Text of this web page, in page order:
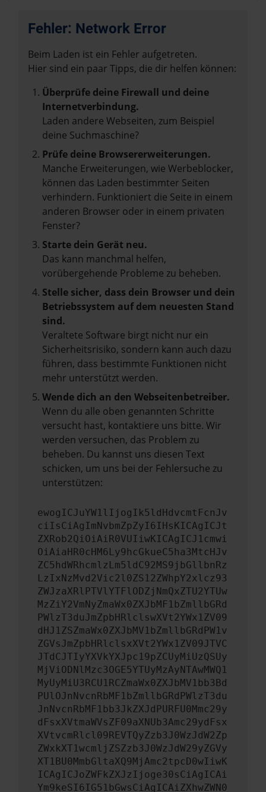
Fehler: Network Error
Beim Laden ist ein Fehler aufgetreten.
Hier sind ein paar Tipps, die dir helfen können:
Überprüfe deine Firewall und deine
Internetverbindung.
Laden andere Webseiten, zum Beispiel
deine Suchmaschine?
Prüfe deine Browsererweiterungen.
Manche Erweiterungen, wie Werbeblocker,
können das Laden bestimmter Seiten
verhindern. Funktioniert die Seite in einem
anderen Browser oder in einem privaten
Fenster?
Starte dein Gerät neu.
Das kann manchmal helfen,
vorübergehende Probleme zu beheben.
Stelle sicher, dass dein Browser und dein
Betriebssystem auf dem neuesten Stand
sind.
Veraltete Software birgt nicht nur ein
Sicherheitsrisiko, sondern kann auch dazu
führen, dass bestimmte Funktionen nicht
mehr unterstützt werden.
Wende dich an den Webseitenbetreiber.
Wenn du alle oben genannten Schritte
versucht hast, kontaktiere uns bitte. Wir
werden versuchen, das Problem zu
beheben. Du kannst uns diesen Text
schicken, um uns bei der Fehlersuche zu
unterstützen:
ewogICJuYW1lIjogIk5ldHdvcmtFcnJv
ciIsCiAgImNvbmZpZyI6IHsKICAgICJt
ZXRob2QiOiAiR0VUIiwKICAgICJ1cmwi
OiAiaHR0cHM6Ly9hcGkueC5ha3MtcHJv
ZC5hdWRhcmlzLm5ldC92MS9jbGllbnRz
LzIxNzMvd2Vic2l0ZS12ZWhpY2xlcz93
ZWJzaXRlPTVlYTFlODZjNmQxZTU2YTUw
MzZiY2VmNyZmaWx0ZXJbMF1bZmllbGRd
PWlzT3duJmZpbHRlclswXVt2YWx1ZV09
dHJ1ZSZmaWx0ZXJbMV1bZmllbGRdPW1v
ZGVsJmZpbHRlclsxXVt2YWx1ZV09JTVC
JTdCJTIyYXVkYXJpc19pZCUyMiUzQSUy
MjViODNlMzc3OGE5YTUyMzAyNTAwMWQ1
MyUyMiU3RCU1RCZmaWx0ZXJbMV1bb3Bd
PUlOJnNvcnRbMF1bZmllbGRdPWlzT3du
JnNvcnRbMF1bb3JkZXJdPURFU0Mmc29y
dFsxXVtmaWVsZF09aXNUb3Amc29ydFsx
XVtvcmRlcl09REVTQyZzb3J0WzJdW2Zp
ZWxkXT1wcmljZSZzb3J0WzJdW29yZGVy
XT1BU0MmbGltaXQ9MjAmc2tpcD0wIiwK
ICAgICJoZWFkZXJzIjoge30sCiAgICAi
Ym9keSI6IG51bGwsCiAgICAiZXhwZWN0